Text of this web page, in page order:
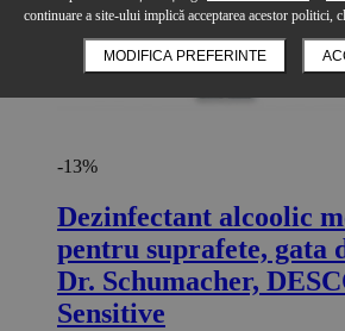
continuare a site-ului implică acceptarea acestor politici,
MODIFICA PREFERINTE
-13%
Dezinfectant alcoolic
pentru suprafete, gata
Dr. Schumacher,
Sensitive